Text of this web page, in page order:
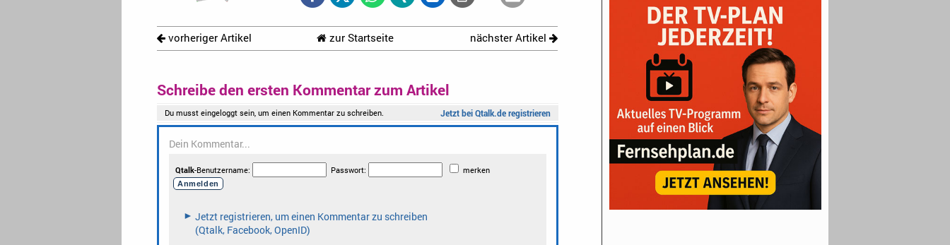
vorheriger Artikel zur Startseite nächster Artikel
Schreibe den ersten Kommentar zum Artikel